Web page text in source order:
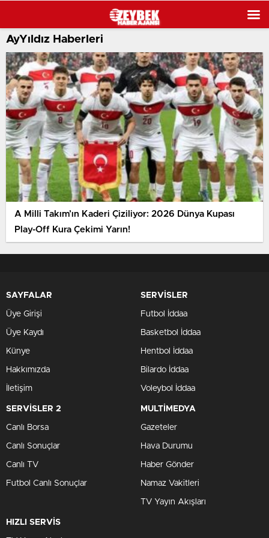
AyYıldız Haberleri
A Milli Takım’ın Kaderi Çiziliyor: 2026 Dünya Kupası
Play-Off Kura Çekimi Yarın!
SAYFALAR
Üye Girişi
Üye Kaydı
Künye
Hakkımızda
İletişim
SERVİSLER
Futbol İddaa
Basketbol İddaa
Hentbol İddaa
Bilardo İddaa
Voleybol İddaa
SERVİSLER 2
Canlı Borsa
Canlı Sonuçlar
Canlı TV
Futbol Canlı Sonuçlar
MULTİMEDYA
Gazeteler
Hava Durumu
Haber Gönder
Namaz Vakitleri
TV Yayın Akışları
HIZLI SERVİS